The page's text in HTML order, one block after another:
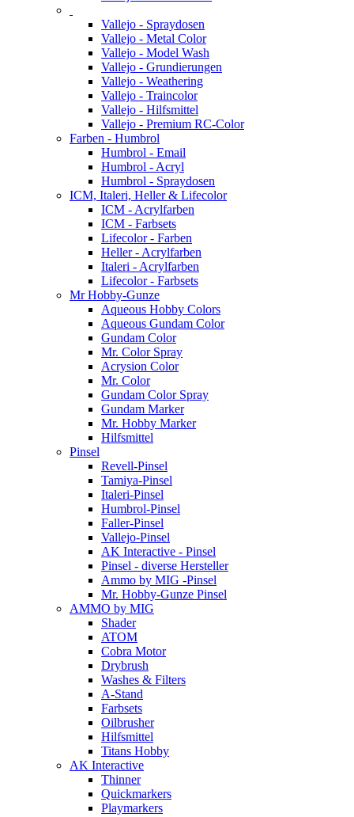
Vallejo - Spraydosen
Vallejo - Metal Color
Vallejo - Model Wash
Vallejo - Grundierungen
Vallejo - Weathering
Vallejo - Traincolor
Vallejo - Hilfsmittel
Vallejo - Premium RC-Color
Farben - Humbrol
Humbrol - Email
Humbrol - Acryl
Humbrol - Spraydosen
ICM, Italeri, Heller & Lifecolor
ICM - Acrylfarben
ICM - Farbsets
Lifecolor - Farben
Heller - Acrylfarben
Italeri - Acrylfarben
Lifecolor - Farbsets
Mr Hobby-Gunze
Aqueous Hobby Colors
Aqueous Gundam Color
Gundam Color
Mr. Color Spray
Acrysion Color
Mr. Color
Gundam Color Spray
Gundam Marker
Mr. Hobby Marker
Hilfsmittel
Pinsel
Revell-Pinsel
Tamiya-Pinsel
Italeri-Pinsel
Humbrol-Pinsel
Faller-Pinsel
Vallejo-Pinsel
AK Interactive - Pinsel
Pinsel - diverse Hersteller
Ammo by MIG -Pinsel
Mr. Hobby-Gunze Pinsel
AMMO by MIG
Shader
ATOM
Cobra Motor
Drybrush
Washes & Filters
A-Stand
Farbsets
Oilbrusher
Hilfsmittel
Titans Hobby
AK Interactive
Thinner
Quickmarkers
Playmarkers